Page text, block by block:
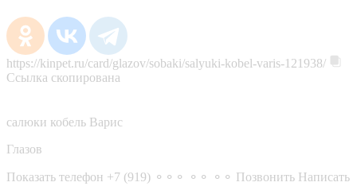
https://kinpet.ru/card/glazov/sobaki/salyuki-kobel-varis-121938/
Ссылка скопирована
салюки кобель Варис
Глазов
Показать телефон +7 (919) ⚬⚬⚬ ⚬⚬ ⚬⚬ Позвонить Написать